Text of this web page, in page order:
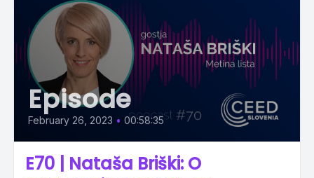
Episode
February 26, 2023 • 00:58:35
E70 | Nataša Briški: O